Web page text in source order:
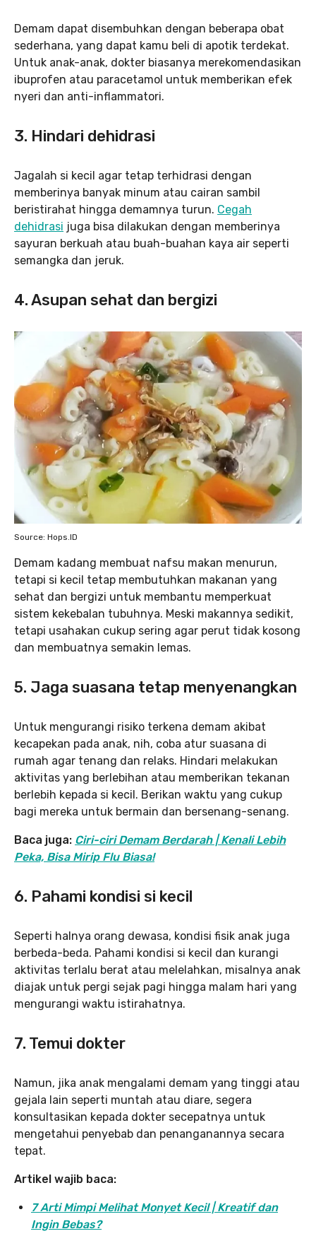
Demam dapat disembuhkan dengan beberapa obat
sederhana, yang dapat kamu beli di apotik terdekat.
Untuk anak-anak, dokter biasanya merekomendasikan
ibuprofen atau paracetamol untuk memberikan efek
nyeri dan anti-inflammatori.
3. Hindari dehidrasi
Jagalah si kecil agar tetap terhidrasi dengan
memberinya banyak minum atau cairan sambil
beristirahat hingga demamnya turun. Cegah
dehidrasi juga bisa dilakukan dengan memberinya
sayuran berkuah atau buah-buahan kaya air seperti
semangka dan jeruk.
4. Asupan sehat dan bergizi
Source: Hops.ID
Demam kadang membuat nafsu makan menurun,
tetapi si kecil tetap membutuhkan makanan yang
sehat dan bergizi untuk membantu memperkuat
sistem kekebalan tubuhnya. Meski makannya sedikit,
tetapi usahakan cukup sering agar perut tidak kosong
dan membuatnya semakin lemas.
5. Jaga suasana tetap menyenangkan
Untuk mengurangi risiko terkena demam akibat
kecapekan pada anak, nih, coba atur suasana di
rumah agar tenang dan relaks. Hindari melakukan
aktivitas yang berlebihan atau memberikan tekanan
berlebih kepada si kecil. Berikan waktu yang cukup
bagi mereka untuk bermain dan bersenang-senang.
Baca juga: Ciri-ciri Demam Berdarah | Kenali Lebih
Peka, Bisa Mirip Flu Biasa!
6. Pahami kondisi si kecil
Seperti halnya orang dewasa, kondisi fisik anak juga
berbeda-beda. Pahami kondisi si kecil dan kurangi
aktivitas terlalu berat atau melelahkan, misalnya anak
diajak untuk pergi sejak pagi hingga malam hari yang
mengurangi waktu istirahatnya.
7. Temui dokter
Namun, jika anak mengalami demam yang tinggi atau
gejala lain seperti muntah atau diare, segera
konsultasikan kepada dokter secepatnya untuk
mengetahui penyebab dan penanganannya secara
tepat.
Artikel wajib baca:
7 Arti Mimpi Melihat Monyet Kecil | Kreatif dan
Ingin Bebas?